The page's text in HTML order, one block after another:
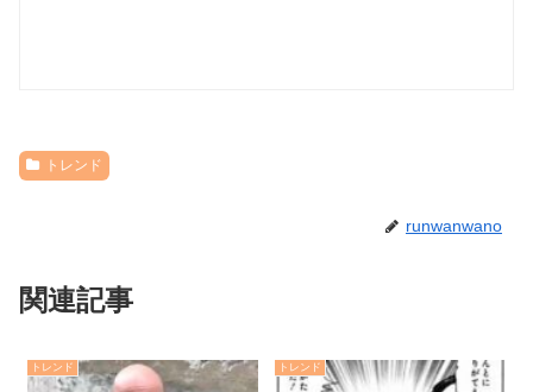
トレンド
runwanwano
関連記事
トレンド トレンド